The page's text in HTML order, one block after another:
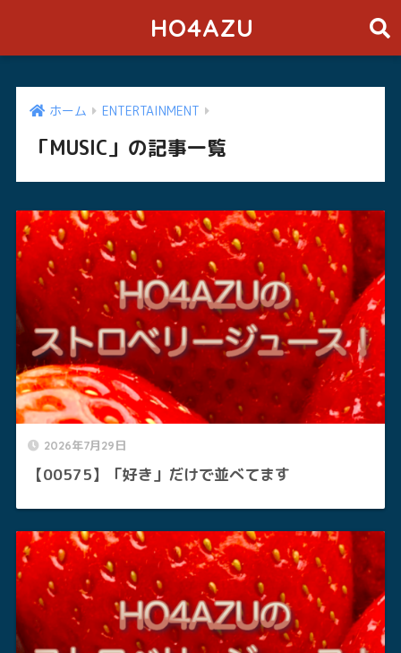
HO4AZU
ホーム ENTERTAINMENT
「MUSIC」の記事一覧
2026年7月29日
【00575】「好き」だけで並べてます